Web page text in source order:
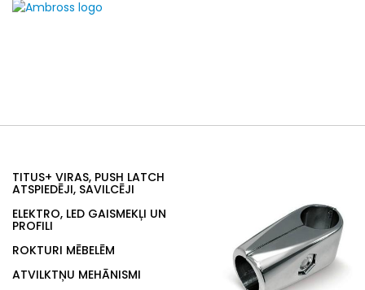
TITUS+ VIRAS, PUSH LATCH
ATSPIEDĒJI, SAVILCĒJI
ELEKTRO, LED GAISMEKĻI UN
PROFILI
ROKTURI MĒBELĒM
ATVILKTŅU MEHĀNISMI